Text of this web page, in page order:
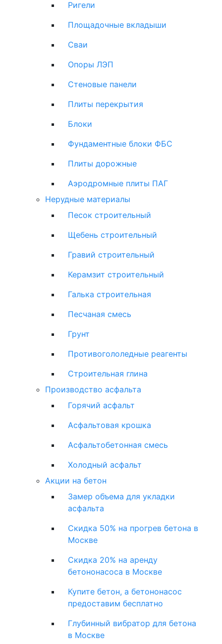
Ригели
Площадочные вкладыши
Сваи
Опоры ЛЭП
Стеновые панели
Плиты перекрытия
Блоки
Фундаментные блоки ФБС
Плиты дорожные
Аэродромные плиты ПАГ
Нерудные материалы
Песок строительный
Щебень строительный
Гравий строительный
Керамзит строительный
Галька строительная
Песчаная смесь
Грунт
Противогололедные реагенты
Строительная глина
Производство асфальта
Горячий асфальт
Асфальтовая крошка
Асфальтобетонная смесь
Холодный асфальт
Акции на бетон
Замер объема для укладки
асфальта
Скидка 50% на прогрев бетона в
Москве
Скидка 20% на аренду
бетононасоса в Москве
Купите бетон, а бетононасос
предоставим бесплатно
Глубинный вибратор для бетона
в Москве